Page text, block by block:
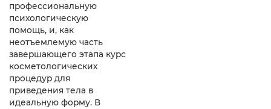
профессиональную
психологическую
помощь, и, как
неотъемлемую часть
завершающего этапа курс
косметологических
процедур для
приведения тела в
идеальную форму. В